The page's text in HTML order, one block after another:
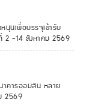
นเพื่อบรรจุเข้ารับ
2 -14 สิงหาคม 2569
าคารออมสิน หลาย
2569